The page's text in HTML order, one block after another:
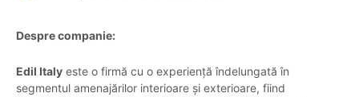
Despre companie:
Edil Italy este o firmă cu o experiență îndelungată în
segmentul amenajărilor interioare și exterioare, fiind